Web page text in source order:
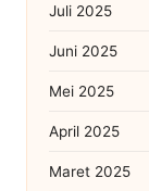
Juli 2025
Juni 2025
Mei 2025
April 2025
Maret 2025